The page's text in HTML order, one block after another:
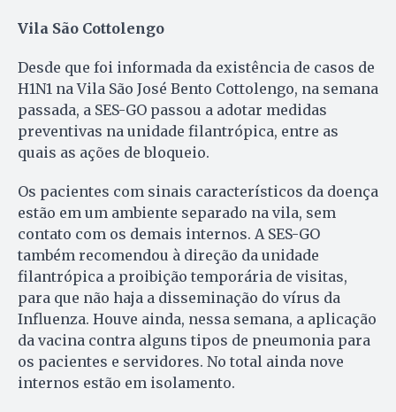
Vila São Cottolengo
Desde que foi informada da existência de casos de
H1N1 na Vila São José Bento Cottolengo, na semana
passada, a SES-GO passou a adotar medidas
preventivas na unidade filantrópica, entre as
quais as ações de bloqueio.
Os pacientes com sinais característicos da doença
estão em um ambiente separado na vila, sem
contato com os demais internos. A SES-GO
também recomendou à direção da unidade
filantrópica a proibição temporária de visitas,
para que não haja a disseminação do vírus da
Influenza. Houve ainda, nessa semana, a aplicação
da vacina contra alguns tipos de pneumonia para
os pacientes e servidores. No total ainda nove
internos estão em isolamento.